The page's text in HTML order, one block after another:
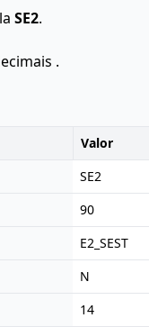
SE2.
.
Valor
SE2
90
E2_SEST
N
14